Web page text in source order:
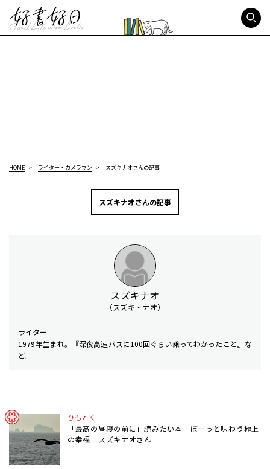
HOME ライター・カメラマン スズキナオさんの記事
スズキナオさんの記事
スズキナオ
（スズキ・ナオ）
ライター
1979年生まれ。『深夜高速バスに100回ぐらい乗ってわかったこと』な
ど。
ひもとく
「最高の昼寝の前に」読みたい本 ぼーっと味わう極上
の幸福 スズキナオさん